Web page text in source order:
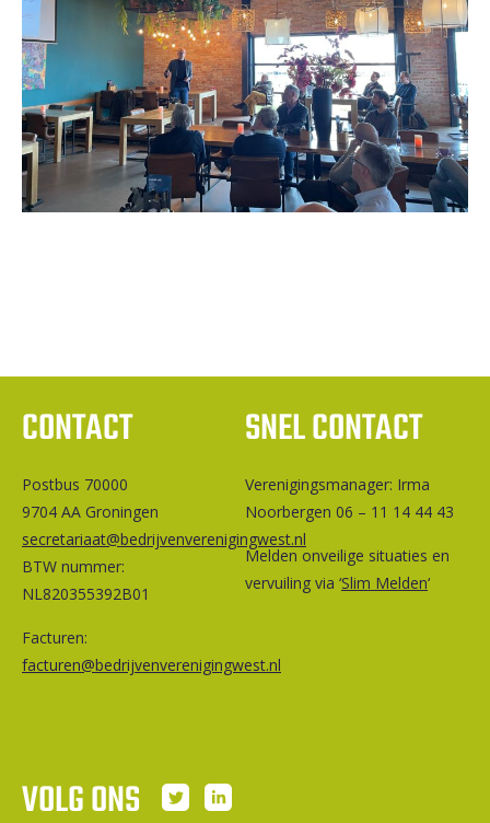
CONTACT
Postbus 70000
9704 AA Groningen
secretariaat@bedrijvenverenigingwest.nl
BTW nummer:
NL820355392B01
Facturen:
facturen@bedrijvenverenigingwest.nl
SNEL CONTACT
Ver­e­ni­gings­ma­na­ger: Irma
Noorbergen 06 – 11 14 44 43
Melden onveilige situaties en
vervuiling via ‘Slim Melden‘
VOLG ONS